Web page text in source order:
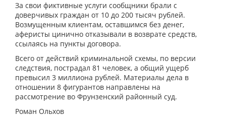
За свои фиктивные услуги сообщники брали с
доверчивых граждан от 10 до 200 тысяч рублей.
Возмущенным клиентам, оставшимся без денег,
аферисты цинично отказывали в возврате средств,
ссылаясь на пункты договора.
Всего от действий криминальной схемы, по версии
следствия, пострадал 81 человек, а общий ущерб
превысил 3 миллиона рублей. Материалы дела в
отношении 8 фигурантов направлены на
рассмотрение во Фрунзенский районный суд.
Роман Ольхов